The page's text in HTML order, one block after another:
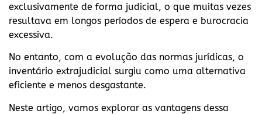
exclusivamente de forma judicial, o que muitas vezes
resultava em longos períodos de espera e burocracia
excessiva.
No entanto, com a evolução das normas jurídicas, o
inventário extrajudicial surgiu como uma alternativa
eficiente e menos desgastante.
Neste artigo, vamos explorar as vantagens dessa